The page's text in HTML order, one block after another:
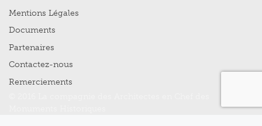
Mentions Légales
Documents
Partenaires
Contactez-nous
Remerciements